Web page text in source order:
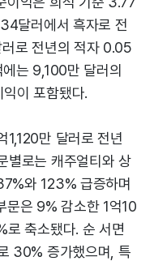
달러에서 흑자로 전
로 전년의 적자 0.05
는 9,100만 달러의
이 포함됐다.
만 달러로 전년
별로는 캐주얼티와 상
와 123% 급증하며
문은 9% 감소한 1억10
로 축소됐다. 순 서면
30% 증가했으며, 특